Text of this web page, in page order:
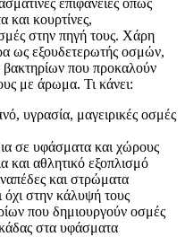
επιφάνειες όπως
και κουρτίνες,
στην πηγή τους. Χάρη
ως εξουδετερωτής οσμών,
που προκαλούν
με άρωμα. Τι κάνει:
υγρασία, μαγειρικές οσμές
σε υφάσματα και χώρους
και αθλητικό εξοπλισμό
και στρώματα
στην κάλυψή τους
που δημιουργούν οσμές
στα υφάσματα